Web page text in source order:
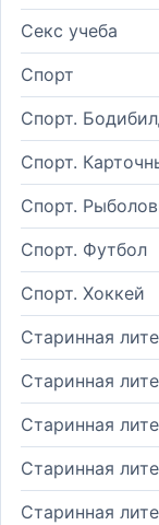
Секс учеба
Спорт
Спорт.
Спорт.
Спорт.
Спорт. Футбол
Спорт. Хоккей
Старинная
Старинная
Старинная
Старинная
Старинная